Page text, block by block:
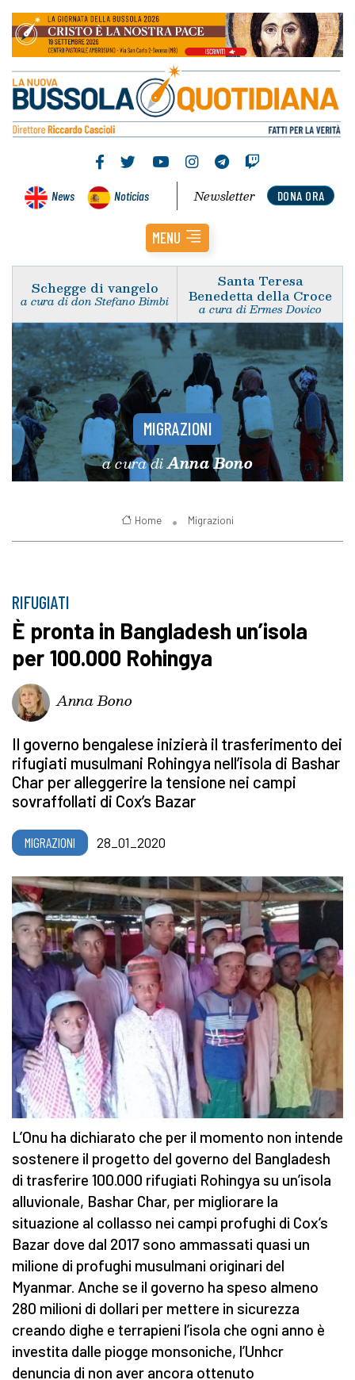
News Noticias DONA ORA
Newsletter
MENU
Schegge di vangelo
a cura di don Stefano Bimbi
Santa Teresa
Benedetta della Croce
a cura di Ermes Dovico
MIGRAZIONI
a cura diAnna Bono
Home Migrazioni
RIFUGIATI
È pronta in Bangladesh un’isola
per 100.000 Rohingya
Anna Bono
Il governo bengalese inizierà il trasferimento dei
rifugiati musulmani Rohingya nell’isola di Bashar
Char per alleggerire la tensione nei campi
sovraffollati di Cox’s Bazar
MIGRAZIONI 28_01_2020
L’Onu ha dichiarato che per il momento non intende
sostenere il progetto del governo del Bangladesh
di trasferire 100.000 rifugiati Rohingya su un’isola
alluvionale, Bashar Char, per migliorare la
situazione al collasso nei campi profughi di Cox’s
Bazar dove dal 2017 sono ammassati quasi un
milione di profughi musulmani originari del
Myanmar. Anche se il governo ha speso almeno
280 milioni di dollari per mettere in sicurezza
creando dighe e terrapieni l’isola che ogni anno è
investita dalle piogge monsoniche, l’Unhcr
denuncia di non aver ancora ottenuto